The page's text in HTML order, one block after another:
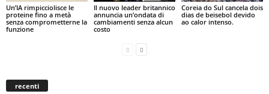
Un’IA rimpicciolisce le
proteine fino a metà
senza comprometterne la
funzione
Il nuovo leader britannico
annuncia un’ondata di
cambiamenti senza alcun
costo
Coreia do Sul cancela dois
dias de beisebol devido
ao calor intenso.
recenti